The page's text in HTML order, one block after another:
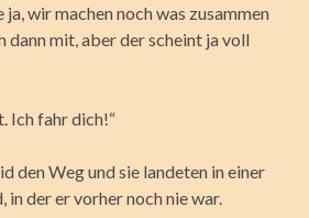
ja, wir machen noch was zusammen
dann mit, aber der scheint ja voll
Ich fahr dich!“
den Weg und sie landeten in einer
in der er vorher noch nie war.